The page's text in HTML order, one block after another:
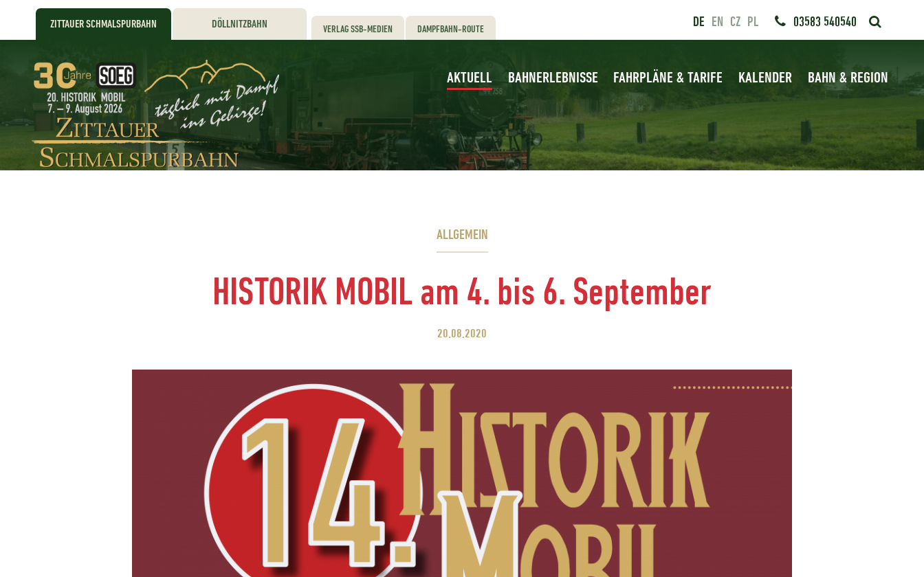
DE EN CZ PL 03583 540540
ZITTAUER SCHMALSPURBAHN DÖLLNITZBAHN VERLAG SSB-MEDIEN DAMPFBAHN-ROUTE
AKTUELL BAHNERLEBNISSE FAHRPLÄNE & TARIFE KALENDER BAHN & REGION
ALLGEMEIN
HISTORIK MOBIL am 4. bis 6. September
20.08.2020